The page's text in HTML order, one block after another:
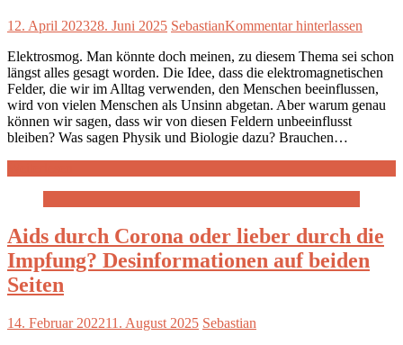
12. April 202328. Juni 2025 SebastianKommentar hinterlassen
Elektrosmog. Man könnte doch meinen, zu diesem Thema sei schon
längst alles gesagt worden. Die Idee, dass die elektromagnetischen
Felder, die wir im Alltag verwenden, den Menschen beeinflussen,
wird von vielen Menschen als Unsinn abgetan. Aber warum genau
können wir sagen, dass wir von diesen Feldern unbeeinflusst
bleiben? Was sagen Physik und Biologie dazu? Brauchen…
Aids durch Corona oder lieber durch die
Impfung? Desinformationen auf beiden
Seiten
14. Februar 202211. August 2025 Sebastian